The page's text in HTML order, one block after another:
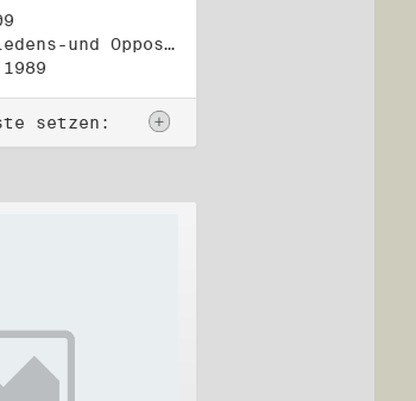
Titel: DDR-Friedens-und Oppositionsbewegung (2)
setzen: